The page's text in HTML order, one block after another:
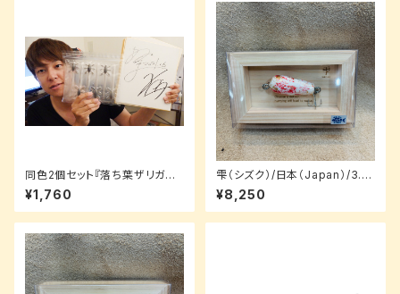
同色2個セット『落ち葉ザリガニ』
HAKUA -ハクア（5.4inch）
¥1,760
雫（シズク）/日本（Japan）/3.5
cm【ルアーパッケージ】
¥8,250